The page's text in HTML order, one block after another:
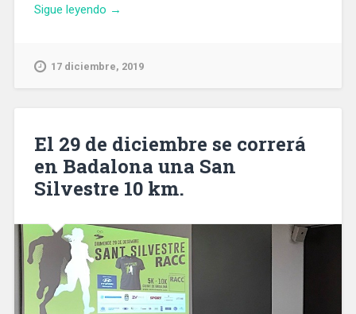
Sigue leyendo «El
ocho
incumplir
la
normativa
→
17 diciembre, 2019
El 29 de diciembre se correrá
en Badalona una San
Silvestre 10 km.